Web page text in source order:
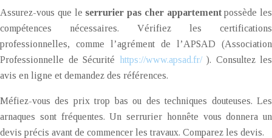
Assurez-vous que le serrurier pas cher appartementpossède les
compétences nécessaires. Vérifiez les certifications
professionnelles, comme l’agrément de l’APSAD (Association
Professionnelle de Sécurité https://www.apsad.fr/ ). Consultez les
avis en ligne et demandez des références.
Méfiez-vous des prix trop bas ou des techniques douteuses. Les
arnaques sont fréquentes. Un serrurier honnête vous donnera un
devis précis avant de commencer les travaux. Comparez les devis.